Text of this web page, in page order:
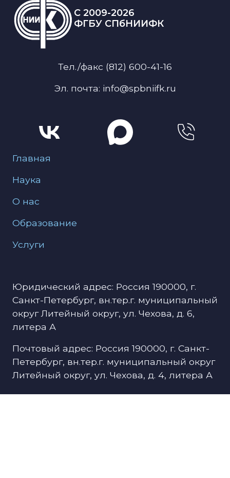
C 2009-2026
ФГБУ СПбНИИФК
Тел./факс (812) 600-41-16
Эл. почта: info@spbniifk.ru
Меню для подвала
Главная
Наука
О нас
Образование
Услуги
Юридический адрес: Россия 190000, г.
Санкт-Петербург, вн.тер.г. муниципальный
округ Литейный округ, ул. Чехова, д. 6,
литера А
Почтовый адрес: Россия 190000, г. Санкт-
Петербург, вн.тер.г. муниципальный округ
Литейный округ, ул. Чехова, д. 4, литера А